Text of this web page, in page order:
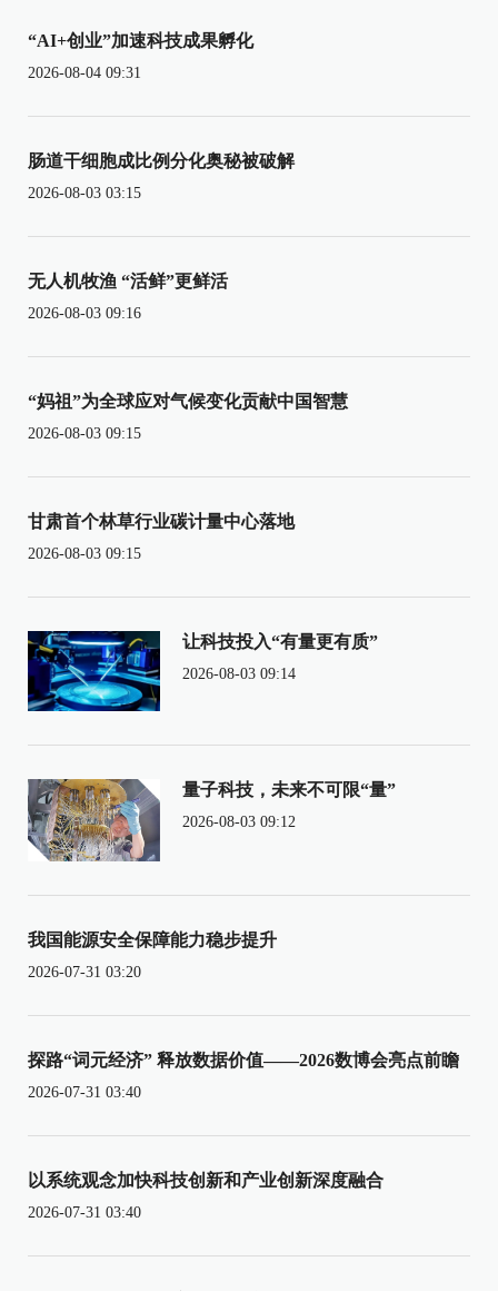
“AI+创业”加速科技成果孵化
2026-08-04 09:31
肠道干细胞成比例分化奥秘被破解
2026-08-03 03:15
无人机牧渔 “活鲜”更鲜活
2026-08-03 09:16
“妈祖”为全球应对气候变化贡献中国智慧
2026-08-03 09:15
甘肃首个林草行业碳计量中心落地
2026-08-03 09:15
让科技投入“有量更有质”
2026-08-03 09:14
量子科技，未来不可限“量”
2026-08-03 09:12
我国能源安全保障能力稳步提升
2026-07-31 03:20
探路“词元经济” 释放数据价值——2026数博会亮点前瞻
2026-07-31 03:40
以系统观念加快科技创新和产业创新深度融合
2026-07-31 03:40